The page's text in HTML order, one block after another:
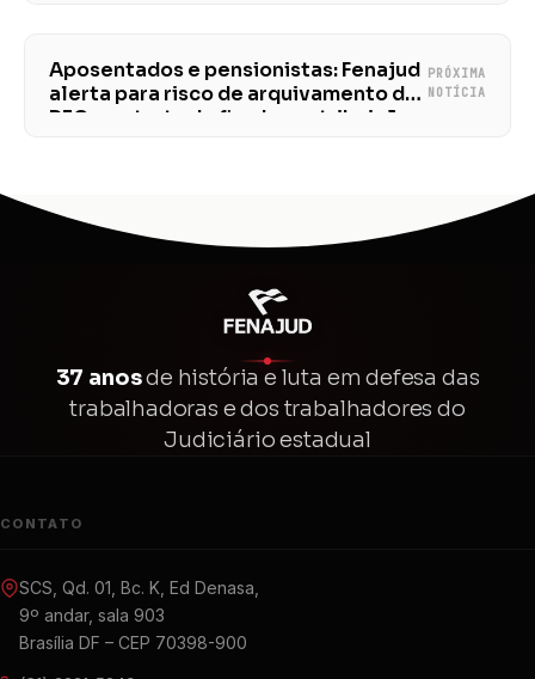
Aposentados e pensionistas: Fenajud
alerta para risco de arquivamento da
PEC que trata do fim da contribuição
PRÓXIMA
NOTÍCIA
37 anosde história e luta em defesa das
trabalhadoras e dos trabalhadores do
Judiciário estadual
CONTATO
SCS, Qd. 01, Bc. K, Ed Denasa,
9º andar, sala 903
Brasília DF – CEP 70398-900